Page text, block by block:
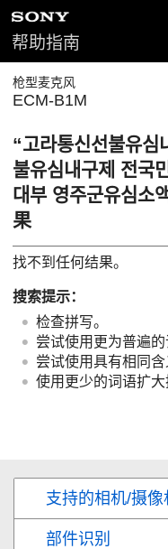
帮助指南
枪型麦克风
ECM-B1M
“고라통신선불유
불유심내구제 전국
대부 영주군유심소
果
找不到任何结果。
搜索提示：
检查拼写。
尝试使用更为普遍的
尝试使用具有相同含
使用更少的词语扩大
支持的相机/摄像
部件识别